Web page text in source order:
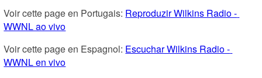
Voir cette page en Portugais: Reproduzir Wilkins Radio -
WWNL ao vivo
Voir cette page en Espagnol: Escuchar Wilkins Radio -
WWNL en vivo